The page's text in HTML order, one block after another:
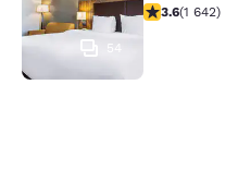
54
3.63 étoiles.
3.6(1 642)